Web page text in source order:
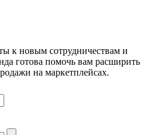
к новым сотрудничествам и
готова помочь вам расширить
на маркетплейсах.